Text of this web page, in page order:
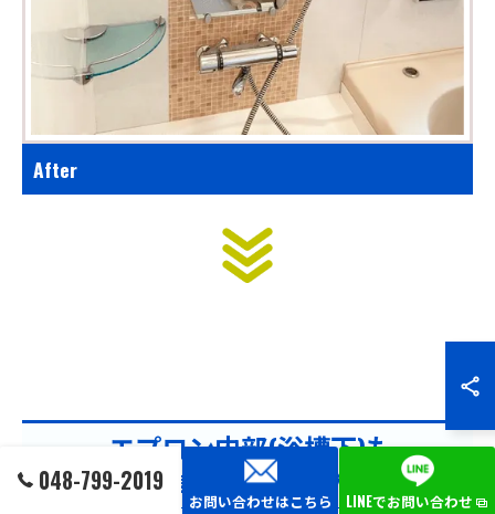
After
エプロン内部(浴槽下)も
標準クリーニング！
048-799-2019
お問い合わせはこちら LINEでお問い合わせ